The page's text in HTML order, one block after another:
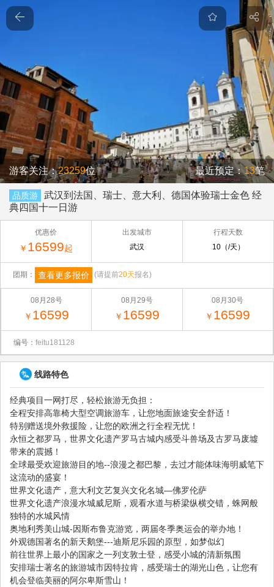
游客关注：23259位 最近预定：13笔
品质游
武汉到法国、瑞士、意大利、德国体验瑞士金色 经
典四国十一日游
优惠价
￥ 16599起
出发城市
武汉
行程天数
10（/天）
团期： 查看更多报价 (请提前20天报名)
08月28号
￥ 16599
08月29号
￥ 16599
08月30号
￥ 16599
编号： feitu181128
线路特色
经典项目一网打尽，轻松旅游无负担：
全程安排高靠椅大型空调旅游车，让您地面旅途安全舒适！
特别赠送境外救援险，让您的欧洲之行全程无忧！
永恒之都罗马，世界文化遗产罗马古城内感受斗兽场及古罗马废墟
带来的震撼！
全球最受欢迎旅游目的地--浪漫之都巴黎，去过才能体味海明威笔下
这流动的盛宴！
世界文化遗产，意大利文艺复兴文化名城—佛罗伦萨
世界文化遗产浪漫水城威尼斯，观看水道与桥梁纵横交错，蛛网般
独特的水城风情
奥地利秀美山城-因斯布鲁克游览，两届冬季奥运会的举办地！
外观德国著名的新天鹅堡---迪斯尼乐园的原型，如梦似幻
前往世界上最小的国家之一列支敦士登，感受小城的清新氛围
安排瑞士著名的旅游城市因特拉肯，感受瑞士的湖光山色，让您有
机会登临美丽的阿尔卑斯雪山！